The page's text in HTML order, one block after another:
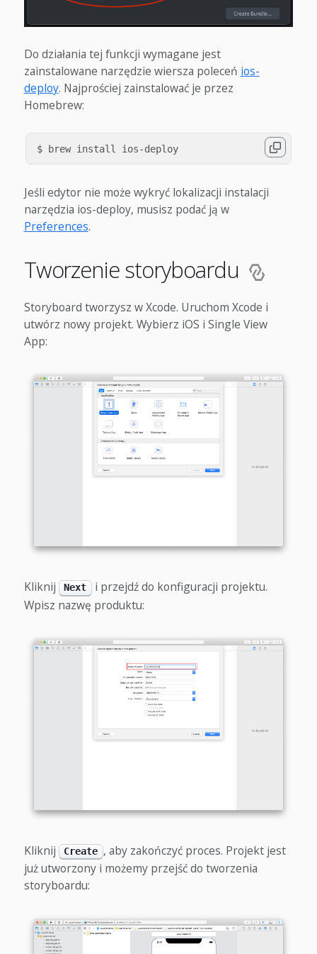
Do działania tej funkcji wymagane jest
zainstalowane narzędzie wiersza poleceń ios-
deploy. Najprościej zainstalować je przez
Homebrew:
Jeśli edytor nie może wykryć lokalizacji instalacji
narzędzia ios-deploy, musisz podać ją w
Preferences.
Tworzenie storyboardu
Storyboard tworzysz w Xcode. Uruchom Xcode i
utwórz nowy projekt. Wybierz iOS i Single View
App:
Kliknij Next
i przejdź do konfiguracji projektu.
Wpisz nazwę produktu:
Kliknij Create , aby zakończyć proces. Projekt jest
już utworzony i możemy przejść do tworzenia
storyboardu: